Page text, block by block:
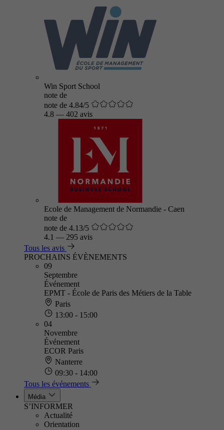
Win Sport School
note de
note de 4.84/5
4.8 — 402 avis
Ecole de Management de Normandie - Caen
note de
note de 4.13/5
4.1 — 295 avis
Tous les avis
PROCHAINS ÉVÈNEMENTS
09
Septembre
Événement
EPMT - École de Paris des Métiers de la Table
Paris
13:00 - 15:00
04
Novembre
Événement
ECOR Paris
Nanterre
09:30 - 14:00
Tous les événements
Média
S’INFORMER
Actualité
Orientation